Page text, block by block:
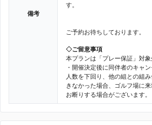
備考
す。
ご予約お待ちしております。
◇ご留意事項
本プランは「プレー保証」対象
・開催決定後に同伴者のキャ
人数を下回り、他の組との組
きなかった場合、ゴルフ場に
お断りする場合がございます。